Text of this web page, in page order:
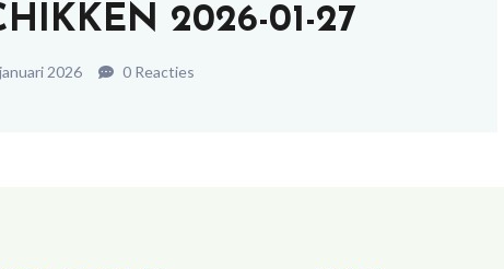
2026-01-27
2026 0 Reacties